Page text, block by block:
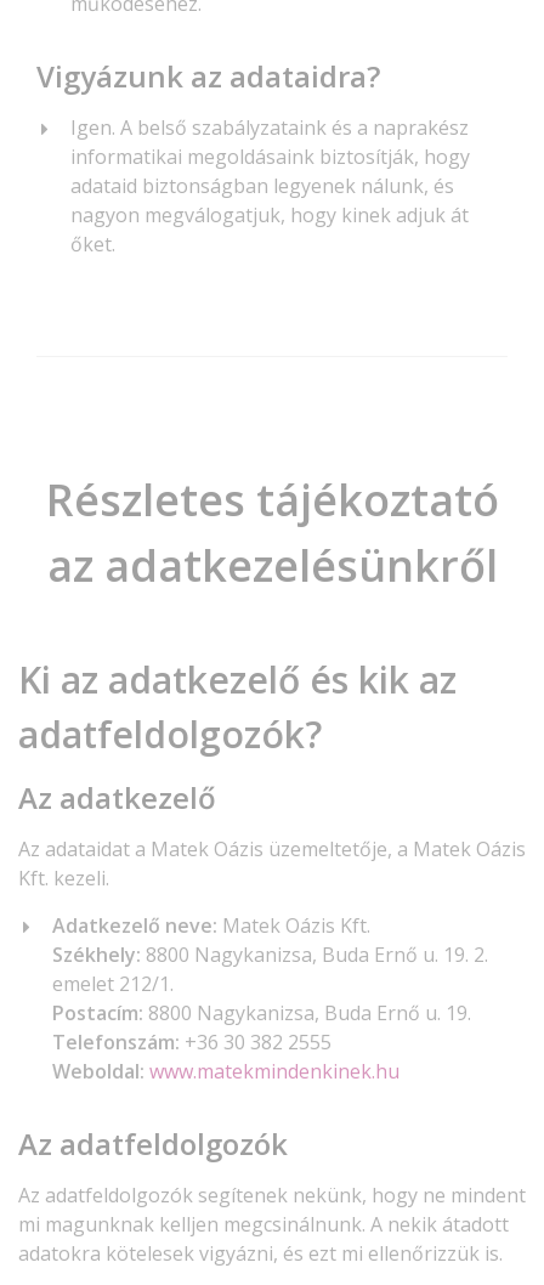
Vigyázunk az adataidra?
Igen. A belső szabályzataink és a naprakész
informatikai megoldásaink biztosítják, hogy
adataid biztonságban legyenek nálunk, és
nagyon megválogatjuk, hogy kinek adjuk át
őket.
Részletes tájékoztató
az adatkezelésünkről
Ki az adatkezelő és kik az
adatfeldolgozók?
Az adatkezelő
Az adataidat a Matek Oázis üzemeltetője, a Matek Oázis
Kft. kezeli.
Adatkezelő neve: Matek Oázis Kft.
Székhely: 8800 Nagykanizsa, Buda Ernő u. 19. 2.
emelet 212/1.
Postacím: 8800 Nagykanizsa, Buda Ernő u. 19.
Telefonszám: +36 30 382 2555
Weboldal: www.matekmindenkinek.hu
Az adatfeldolgozók
Az adatfeldolgozók segítenek nekünk, hogy ne mindent
mi magunknak kelljen megcsinálnunk. A nekik átadott
adatokra kötelesek vigyázni, és ezt mi ellenőrizzük is.